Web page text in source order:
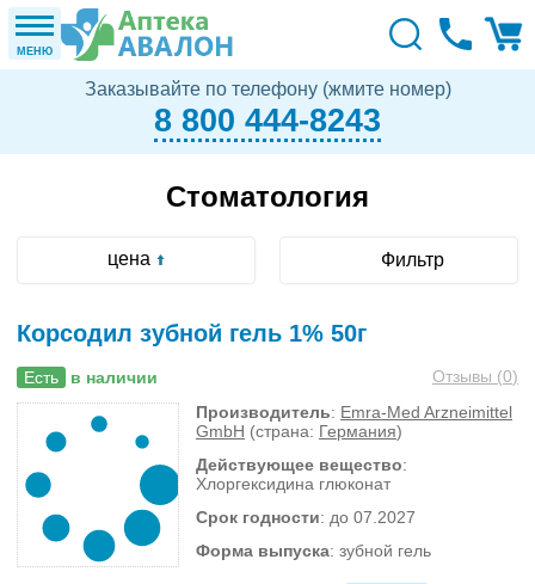
МЕНЮ
Заказывайте по телефону (жмите номер)
8 800 444-8243
Стоматология
цена Фильтр
Корсодил зубной гель 1% 50г
Есть в наличии Отзывы (0)
Производитель: Emra-Med Arzneimittel
GmbH (страна: Германия)
Действующее вещество:
Хлоргексидина глюконат
Срок годности: до 07.2027
Форма выпуска: зубной гель